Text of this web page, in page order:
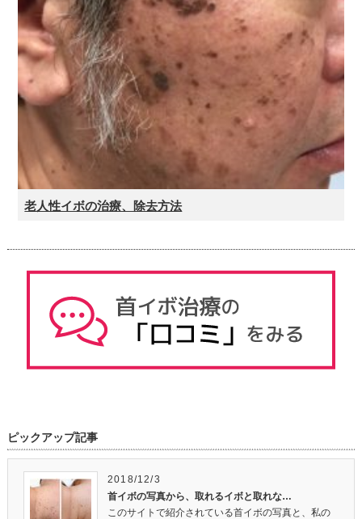
老人性イボの治療、除去方法
ピックアップ記事
2018/12/3
首イボの写真から、取れるイボと取れな…
このサイトで紹介されている首イボの写真と、私の